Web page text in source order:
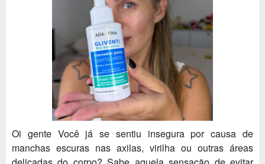
Oi gente Você já se sentiu insegura por causa de
manchas escuras nas axilas, virilha ou outras áreas